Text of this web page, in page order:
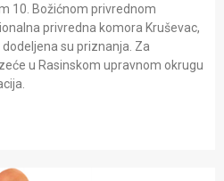
10. Božićnom privrednom
privredna komora Kruševac,
su priznanja. Za
u Rasinskom upravnom okrugu